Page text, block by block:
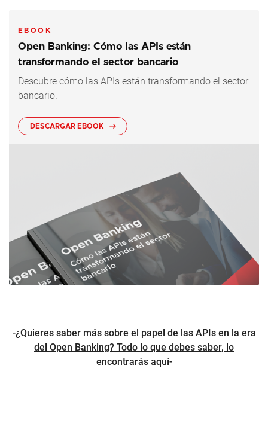
EBOOK
Open Banking: Cómo las APIs están
transformando el sector bancario
Descubre cómo las APIs están transformando el sector
bancario.
DESCARGAR EBOOK
-¿Quieres saber más sobre el papel de las APIs en la era
del Open Banking? Todo lo que debes saber, lo
encontrarás aquí-